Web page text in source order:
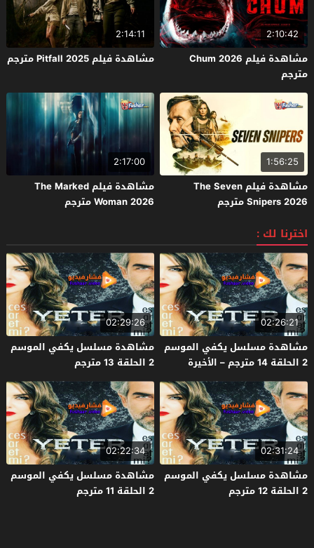
2:10:42
مشاهدة فيلم Chum 2026
مترجم
2:14:11
مشاهدة فيلم Pitfall 2025 مترجم
1:56:25
مشاهدة فيلم The Seven
Snipers 2026 مترجم
2:17:00
مشاهدة فيلم The Marked
Woman 2026 مترجم
اخترنا لك :
02:26:21
مشاهدة مسلسل يكفي الموسم
2 الحلقة 14 مترجم – الأخيرة
02:29:26
مشاهدة مسلسل يكفي الموسم
2 الحلقة 13 مترجم
02:31:24
مشاهدة مسلسل يكفي الموسم
2 الحلقة 12 مترجم
02:22:34
مشاهدة مسلسل يكفي الموسم
2 الحلقة 11 مترجم